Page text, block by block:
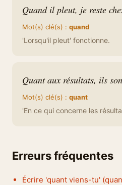
Quand il pleut, je reste
Mot(s) clé(s) : quand
'Lorsqu'il pleut' fonctionne.
Quant aux résultats, ils
Mot(s) clé(s) : quant
'En ce qui concerne les
Erreurs fréquentes
Écrire 'quant viens-tu'